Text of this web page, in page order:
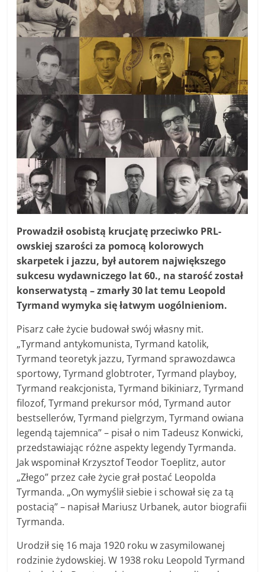
Prowadził osobistą krucjatę przeciwko PRL-
owskiej szarości za pomocą kolorowych
skarpetek i jazzu, był autorem największego
sukcesu wydawniczego lat 60., na starość został
konserwatystą – zmarły 30 lat temu Leopold
Tyrmand wymyka się łatwym uogólnieniom.
Pisarz całe życie budował swój własny mit.
„Tyrmand antykomunista, Tyrmand katolik,
Tyrmand teoretyk jazzu, Tyrmand sprawozdawca
sportowy, Tyrmand globtroter, Tyrmand playboy,
Tyrmand reakcjonista, Tyrmand bikiniarz, Tyrmand
filozof, Tyrmand prekursor mód, Tyrmand autor
bestsellerów, Tyrmand pielgrzym, Tyrmand owiana
legendą tajemnica” – pisał o nim Tadeusz Konwicki,
przedstawiając różne aspekty legendy Tyrmanda.
Jak wspominał Krzysztof Teodor Toeplitz, autor
„Złego” przez całe życie grał postać Leopolda
Tyrmanda. „On wymyślił siebie i schował się za tą
postacią” – napisał Mariusz Urbanek, autor biografii
Tyrmanda.
Urodził się 16 maja 1920 roku w zasymilowanej
rodzinie żydowskiej. W 1938 roku Leopold Tyrmand